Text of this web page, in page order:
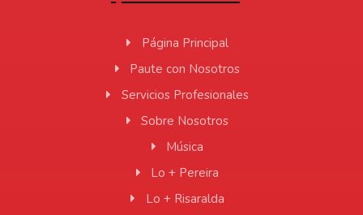
Página Principal
Paute con Nosotros
Servicios Profesionales
Sobre Nosotros
Música
Lo + Pereira
Lo + Risaralda